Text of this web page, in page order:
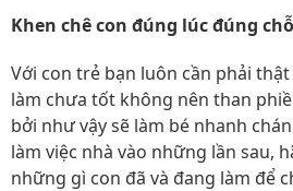
Khen chê con đúng lúc đúng chỗ
Với con trẻ bạn luôn cần phải
làm chưa tốt không nên than
bởi như vậy sẽ làm bé nhanh
làm việc nhà vào những lần sau,
những gì con đã và đang làm để